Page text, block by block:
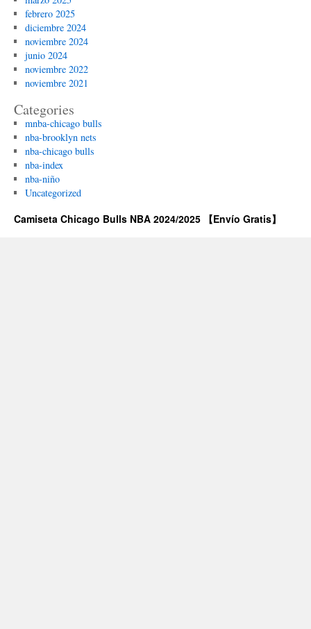
febrero 2025
diciembre 2024
noviembre 2024
junio 2024
noviembre 2022
noviembre 2021
Categories
mnba-chicago bulls
nba-brooklyn nets
nba-chicago bulls
nba-index
nba-niño
Uncategorized
Camiseta Chicago Bulls NBA 2024/2025 【Envío Gratis】